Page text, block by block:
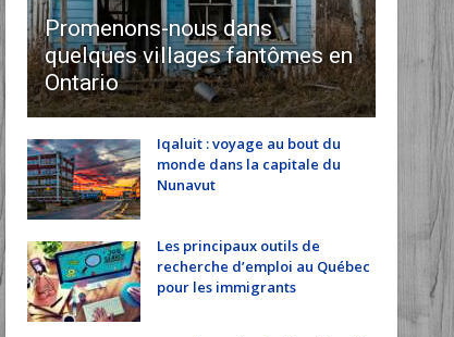
Promenons-nous dans
quelques villages fantômes en
Ontario
Iqaluit : voyage au bout du
monde dans la capitale du
Nunavut
Les principaux outils de
recherche d’emploi au Québec
pour les immigrants